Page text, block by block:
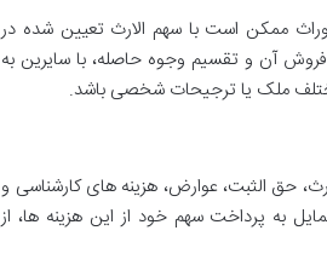
ممکن است با سهم الارث تعیین شده در
آن و تقسیم وجوه حاصله، با سایرین به
ملک یا ترجیحات شخصی باشد.
حق الثبت، عوارض، هزینه های کارشناسی و
به پرداخت سهم خود از این هزینه ها، از